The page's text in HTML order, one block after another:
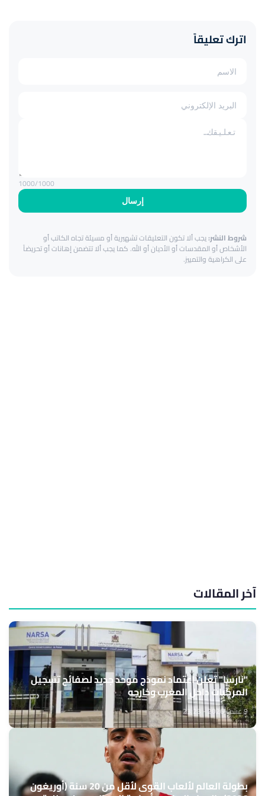
اترك تعليقاً
إرسال
1000/1000
شروط النشر:يجب ألا تكون التعليقات تشهيرية أو مسيئة تجاه الكاتب أو
الأشخاص أو المقدسات أو الأديان أو الله. كما يجب ألا تتضمن إهانات أو تحريضاً
على الكراهية والتمييز.
آخر المقالات
"نارسا" تعلن اعتماد نموذج موحد جديد لصفائح تسجيل
المركبات داخل المغرب وخارجه
9 غشت 2026 - 23:23
بطولة العالم لألعاب القوى لأقل من 20 سنة (أوريغون